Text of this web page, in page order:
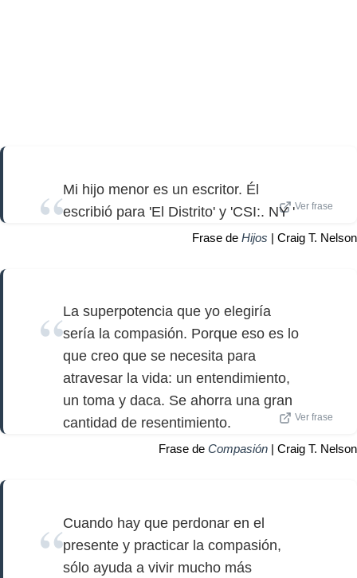
Mi hijo menor es un escritor. Él
escribió para 'El Distrito' y 'CSI:. NY 'Ver frase
Frase de Hijos | Craig T. Nelson
La superpotencia que yo elegiría
sería la compasión. Porque eso es lo
que creo que se necesita para
atravesar la vida: un entendimiento,
un toma y daca. Se ahorra una gran
cantidad de resentimiento.
Ver frase
Frase de Compasión | Craig T. Nelson
Cuando hay que perdonar en el
presente y practicar la compasión,
sólo ayuda a vivir mucho más